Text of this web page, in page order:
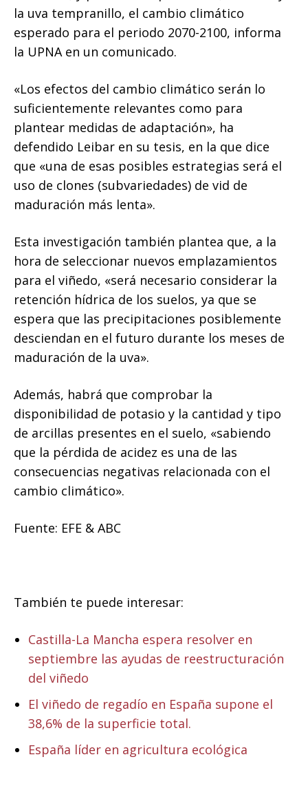
la uva tempranillo, el cambio climático
esperado para el periodo 2070-2100, informa
la UPNA en un comunicado.
«Los efectos del cambio climático serán lo
suficientemente relevantes como para
plantear medidas de adaptación», ha
defendido Leibar en su tesis, en la que dice
que «una de esas posibles estrategias será el
uso de clones (subvariedades) de vid de
maduración más lenta».
Esta investigación también plantea que, a la
hora de seleccionar nuevos emplazamientos
para el viñedo, «será necesario considerar la
retención hídrica de los suelos, ya que se
espera que las precipitaciones posiblemente
desciendan en el futuro durante los meses de
maduración de la uva».
Además, habrá que comprobar la
disponibilidad de potasio y la cantidad y tipo
de arcillas presentes en el suelo, «sabiendo
que la pérdida de acidez es una de las
consecuencias negativas relacionada con el
cambio climático».
Fuente: EFE & ABC
También te puede interesar:
Castilla-La Mancha espera resolver en
septiembre las ayudas de reestructuración
del viñedo
El viñedo de regadío en España supone el
38,6% de la superficie total.
España líder en agricultura ecológica